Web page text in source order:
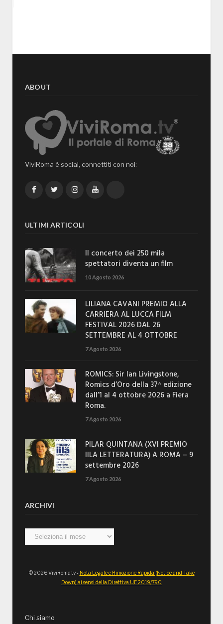
ABOUT
ViviRoma è social, connettiti con noi:
FacebookTwitterInstagramYouTube
ULTIMI ARTICOLI
Il concerto dei 250 mila
spettatori diventa un film
10 Agosto 2026
LILIANA CAVANI PREMIO ALLA
CARRIERA AL LUCCA FILM
FESTIVAL 2026 DAL 26
SETTEMBRE AL 4 OTTOBRE
7 Agosto 2026
ROMICS: Sir Ian Livingstone,
Romics d’Oro della 37^ edizione
dall’1 al 4 ottobre 2026 a Fiera
Roma.
7 Agosto 2026
PILAR QUINTANA (XVI PREMIO
IILA LETTERATURA) A ROMA – 9
settembre 2026
7 Agosto 2026
ARCHIVI
Archivi
© 2026 ViviRoma.tv - Nota Legale e Rimozione Rapida (Notice and Take
Down) ai sensi della Direttiva UE 2019/790
Chi siamo